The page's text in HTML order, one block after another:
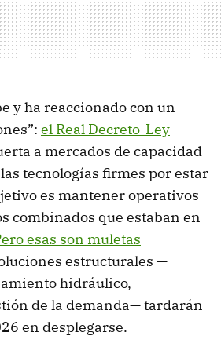
y ha reaccionado con un
el Real Decreto-Ley
a mercados de capacidad
tecnologías firmes por estar
es mantener operativos
combinados que estaban en
esas son muletas
estructurales —
hidráulico,
de la demanda— tardarán
en desplegarse.